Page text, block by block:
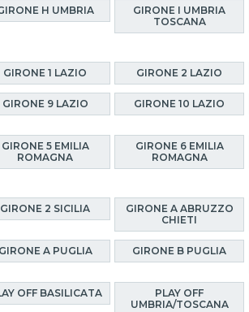
H UMBRIA
GIRONE I UMBRIA
TOSCANA
GIRONE 1 LAZIO GIRONE 2 LAZIO
GIRONE 9 LAZIO GIRONE 10 LAZIO
GIRONE 5 EMILIA
ROMAGNA
GIRONE 6 EMILIA
ROMAGNA
GIRONE 2 SICILIA
GIRONE A ABRUZZO
CHIETI
GIRONE A PUGLIA GIRONE B PUGLIA
OFF BASILICATA
PLAY OFF
UMBRIA/TOSCANA